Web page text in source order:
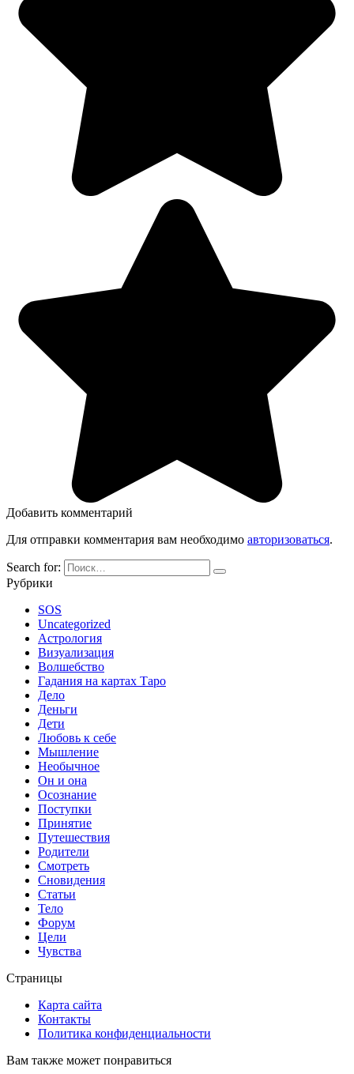
Добавить комментарий
Для отправки комментария вам необходимо авторизоваться.
Search for:
Рубрики
SOS
Uncategorized
Астрология
Визуализация
Волшебство
Гадания на картах Таро
Дело
Деньги
Дети
Любовь к себе
Мышление
Необычное
Он и она
Осознание
Поступки
Принятие
Путешествия
Родители
Смотреть
Сновидения
Статьи
Тело
Форум
Цели
Чувства
Страницы
Карта сайта
Контакты
Политика конфиденциальности
Вам также может понравиться